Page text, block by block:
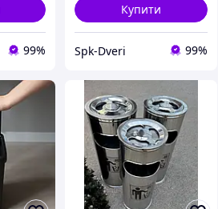
99%
Купити
Spk-Dveri 99%